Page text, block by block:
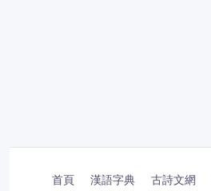
首頁 漢語字典 古詩文網